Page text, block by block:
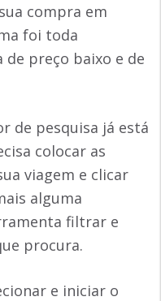
compra em
foi toda
de preço baixo e de
de pesquisa já está
colocar as
viagem e clicar
alguma
filtrar e
procura.
e iniciar o